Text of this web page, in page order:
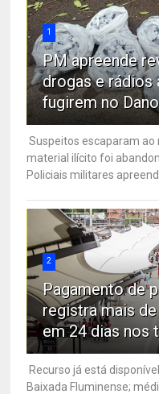
1
PM apreende
drogas e
fugirem no
Suspeitos escaparam ao
material ilícito foi
Policiais militares
2
Pagamento de
registra mais
em 24 dias nos
Recurso já está
Baixada Fluminense;